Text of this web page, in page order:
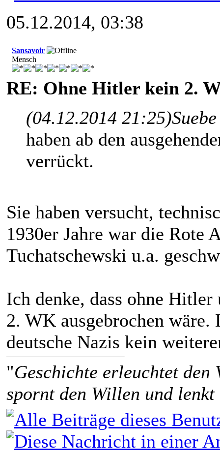
05.12.2014, 03:38
Sansavoir
Mensch
RE: Ohne Hitler kein 2.
(04.12.2014 21:25)
haben ab den
verrückt.
Sie haben versucht,
1930er Jahre war die Rote
Tuchatschewski u.a.
Ich denke, dass ohne
2. WK ausgebrochen wäre.
deutsche Nazis kein
"Geschichte erleuchtet den
spornt den Willen und